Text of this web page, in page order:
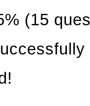
(15